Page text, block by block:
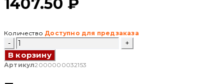
1407.50 ₽
Количество Доступно для предзаказа
Количество
товара
Контрольный
трансформатор
В корзину
Артикул2000000032153